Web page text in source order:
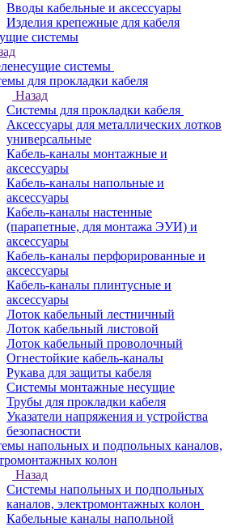
Вводы кабельные и аксессуары
Изделия крепежные для кабеля
системы
системы
для прокладки кабеля
Назад
Системы для прокладки кабеля
Аксессуары для металлических лотков
универсальные
Кабель-каналы монтажные и
аксессуары
Кабель-каналы напольные и
аксессуары
Кабель-каналы настенные
(парапетные, для монтажа ЭУИ) и
аксессуары
Кабель-каналы перфорированные и
аксессуары
Кабель-каналы плинтусные и
аксессуары
Лоток кабельный лестничный
Лоток кабельный листовой
Лоток кабельный проволочный
Огнестойкие кабель-каналы
Рукава для защиты кабеля
Системы монтажные несущие
Трубы для прокладки кабеля
Указатели напряжения и устройства
безопасности
напольных и подпольных каналов,
колон
Назад
Системы напольных и подпольных
каналов, электромонтажных колон
Кабельные каналы напольной